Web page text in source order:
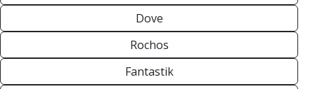
Dove
Rochos
Fantastik